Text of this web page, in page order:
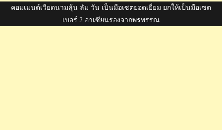
คอมเมนต์เวียดนามลุ้น ลัม วัน เป็นมือเซตยอดเยี่ยม ยกให้เป็นมือเซต
เบอร์ 2 อาเซียนรองจากพรพรรณ